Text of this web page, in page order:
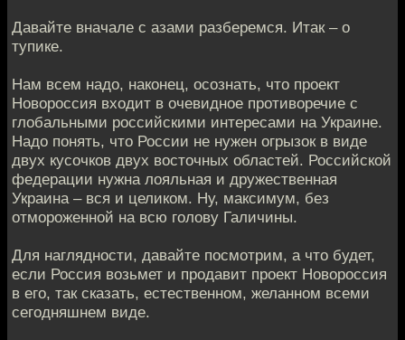
Давайте вначале с азами разберемся. Итак – о
тупике.
Нам всем надо, наконец, осознать, что проект
Новороссия входит в очевидное противоречие с
глобальными российскими интересами на Украине.
Надо понять, что России не нужен огрызок в виде
двух кусочков двух восточных областей. Российской
федерации нужна лояльная и дружественная
Украина – вся и целиком. Ну, максимум, без
отмороженной на всю голову Галичины.
Для наглядности, давайте посмотрим, а что будет,
если Россия возьмет и продавит проект Новороссия
в его, так сказать, естественном, желанном всеми
сегодняшнем виде.